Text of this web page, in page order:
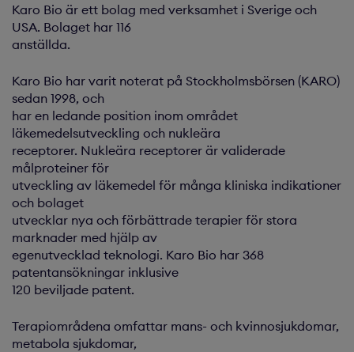
Karo Bio är ett bolag med verksamhet i Sverige och
USA. Bolaget har 116
anställda.
Karo Bio har varit noterat på Stockholmsbörsen (KARO)
sedan 1998, och
har en ledande position inom området
läkemedelsutveckling och nukleära
receptorer. Nukleära receptorer är validerade
målproteiner för
utveckling av läkemedel för många kliniska indikationer
och bolaget
utvecklar nya och förbättrade terapier för stora
marknader med hjälp av
egenutvecklad teknologi. Karo Bio har 368
patentansökningar inklusive
120 beviljade patent.
Terapiområdena omfattar mans- och kvinnosjukdomar,
metabola sjukdomar,